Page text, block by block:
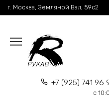
Перейти
к
г. Москва, Земляной Вал, 59c2
+7 (925) 741 96
c